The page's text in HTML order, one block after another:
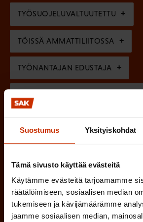
Suostumus Yksityiskohdat
Tämä sivusto käyttää evästeitä
Käytämme evästeitä tarjoamamme
räätälöimiseen, sosiaalisen median
tukemiseen ja kävijämäärämme
jaamme sosiaalisen median,
e
n
)
l
i
n
e
n
)
TYÖSUOJELUVALTUUTETTU
TÖISSÄ AMMATTILIITOSSA
TYÖNANTAJAN EDUSTAJA
Millä kielellä haluat
SUOMI RUOTSI
Hyväksyn tietojeni
SAK:n viestintärekisterin